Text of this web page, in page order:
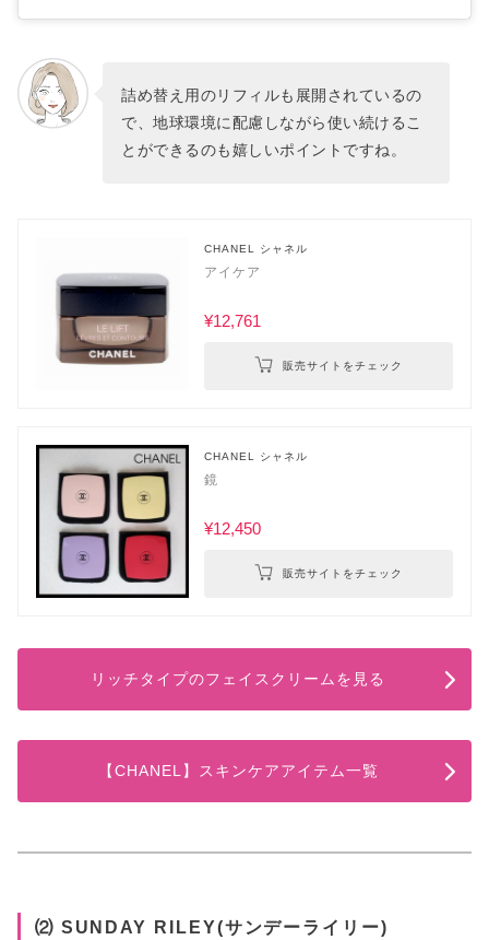
詰め替え用のリフィルも展開されているの
で、地球環境に配慮しながら使い続けるこ
とができるのも嬉しいポイントですね。
CHANEL シャネル
アイケア
¥12,761
販売サイトをチェック
CHANEL シャネル
鏡
¥12,450
販売サイトをチェック
リッチタイプのフェイスクリームを見る
【CHANEL】スキンケアアイテム一覧
⑵ SUNDAY RILEY(サンデーライリー)